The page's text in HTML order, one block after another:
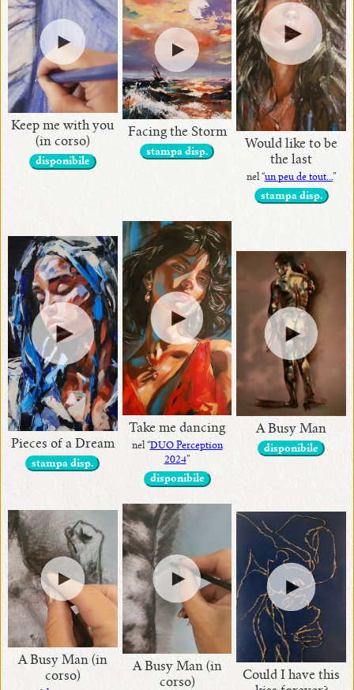
Keep me with you
(in corso)
disponibile
Facing the Storm
stampa disp.
Would like to be
the last
nel “un peu de tout...”
stampa disp.
Pieces of a Dream
stampa disp.
Take me dancing
nel “DUO Perception
2024”
disponibile
A Busy Man
disponibile
A Busy Man (in
corso)
A Busy Man (in
corso)
Could I have this